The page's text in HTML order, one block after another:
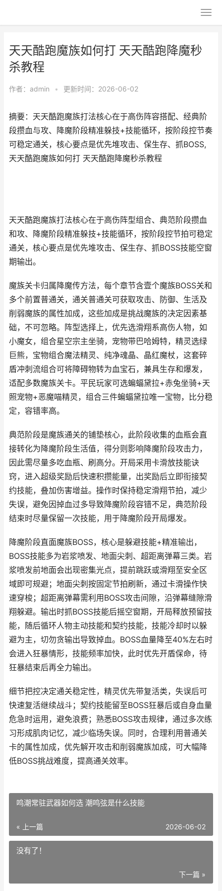
天天酷跑魔族如何打 天天酷跑降魔秒
杀教程
作者： admin • 更新时间：2026-06-02
摘要：天天酷跑魔族打法核心在于高伤阵容搭配、经典阶
段攒血与攻、降魔阶段精准躲技+技能循环，按阶段控节奏
可稳定通关，核心要点是优先堆攻击、保生存、抓BOSS,
天天酷跑魔族如何打 天天酷跑降魔秒杀教程
天天酷跑魔族打法核心在于高伤阵型组合、典范阶段攒血
和攻、降魔阶段精准躲技+技能循环，按阶段控节拍可稳定
通关，核心要点是优先堆攻击、保生存、抓BOSS技能空窗
期输出。
魔族关卡归属降魔传方法，每个章节含壹个魔族BOSS关和
多个前置普通关，通关普通关可获取攻击、防御、生活及
削弱魔族的属性加成，这些加成是挑战魔族的决定因素基
础，不可忽略。阵型选择上，优先选滑翔系高伤人物，如
小魔女，组合星空宗主坐骑，宠物带巴哈姆特，精灵选绿
巨熊，宝物组合魔法精灵、纯净魂晶、晶红魔杖，这套碎
盾冲刺流组合可将障碍物转为血宝石，兼具生存和爆发，
适配多数魔族关卡。平民玩家可选蝙蝠黛拉+赤兔坐骑+天
照宠物+恶魔喵精灵，组合三件蝙蝠黛拉唯一宝物，比分稳
定，容错率高。
典范阶段是魔族通关的铺垫核心，此阶段收集的血瓶会直
接转化为降魔阶段生活值，得分则影响降魔阶段攻击力，
因此需尽量多吃血瓶、刷高分。开局采用卡滑放技能诀
窍，进入超级奖励后快速积攒能量，出奖励后立即衔接契
约技能，叠加伤害增益。操作时保持稳定滑翔节拍，减少
失误，避免因掉血过多导致降魔阶段容错不足，典范阶段
结束时尽量保留一次技能，用于降魔阶段开局爆发。
降魔阶段直面魔族BOSS，核心是躲避技能+精准输出，
BOSS技能多为岩浆喷发、地面尖刺、超距离弹幕三类。岩
浆喷发前地面会出现密集光点，提前跳跃或滑翔至安全区
域即可规避；地面尖刺按固定节拍刷新，通过卡滑操作快
速穿梭；超距离弹幕需利用BOSS攻击间隙，沿弹幕缝隙滑
翔躲避。输出时抓BOSS技能后摇空窗期，开局释放预留技
能，随后循环人物主动技能和契约技能，技能冷却时以躲
避为主，切勿贪输出导致掉血。BOSS血量降至40%左右时
会进入狂暴情形，技能频率加快，此时优先开盾保命，待
狂暴结束后再全力输出。
细节把控决定通关稳定性，精灵优先带复活类，失误后可
快速复活继续战斗；契约技能留至BOSS狂暴后或自身血量
危急时运用，避免浪费；熟悉BOSS攻击规律，通过多次练
习形成肌肉记忆，减少临场失误。同时，合理利用普通关
卡的属性加成，优先解开攻击和削弱魔族加成，可大幅降
低BOSS挑战难度，提高通关效率。
鸣潮常驻武器如何选 潮鸣弦是什么技能
« 上一篇 2026-06-02
没有了！
下一篇 »